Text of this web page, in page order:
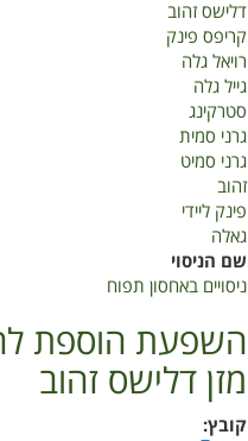
תפוח
דלישס זהוב
קריפס פינק
רויאל גלה
גייל גלה
סטרקינג
גרני סמית
גרני סמיט
זהוב
פינק ליידי
גאלה
שם הניסוי
ניסויים באחסון תפוח
השפעת הוספת
מזן דלישס זהוב
קובץ